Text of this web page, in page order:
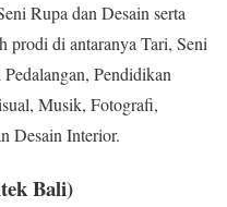
Rupa dan Desain serta
prodi di antaranya Tari, Seni
Pendidikan
Musik, Fotografi,
Desain Interior.
Bali)